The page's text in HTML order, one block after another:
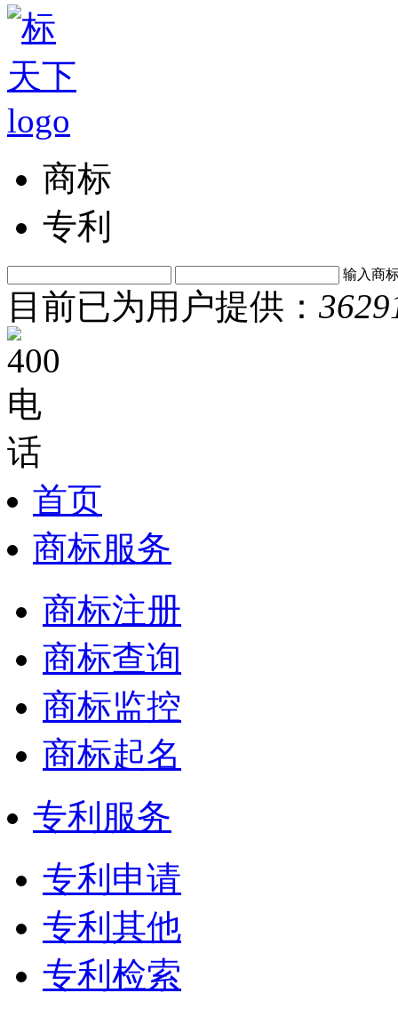
商标
专利
输入商
目前已为用户提供：
首页
商标服务
商标注册
商标查询
商标监控
商标起名
专利服务
专利申请
专利其他
专利检索